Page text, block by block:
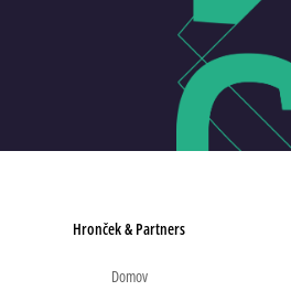
Hronček & Partners
Domov